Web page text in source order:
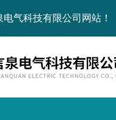
气科技有限公司网站！